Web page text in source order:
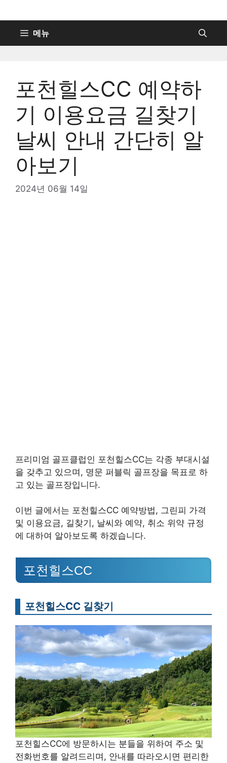
텐
로
메뉴
포천힐스CC 예약하
기 이용요금 길찾기
날씨 안내 간단히 알
아보기
2024년 06월 14일
프리미엄 골프클럽인 포천힐스CC는 각종 부대시설
을 갖추고 있으며, 명문 퍼블릭 골프장을 목표로 하
고 있는 골프장입니다.
이번 글에서는 포천힐스CC 예약방법, 그린피 가격
및 이용요금, 길찾기, 날씨와 예약, 취소 위약 규정
에 대하여 알아보도록 하겠습니다.
포천힐스CC
포천힐스CC 길찾기
포천힐스CC에 방문하시는 분들을 위하여 주소 및
전화번호를 알려드리며, 안내를 따라오시면 편리한